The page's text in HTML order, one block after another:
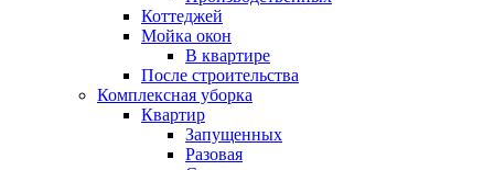
Коттеджей
Мойка окон
В квартире
После строительства
Комплексная уборка
Квартир
Запущенных
Разовая